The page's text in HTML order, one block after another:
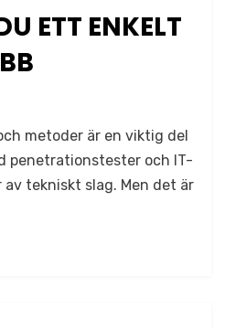
ETT ENKELT
metoder är en viktig del
penetrationstester och IT-
tekniskt slag. Men det är